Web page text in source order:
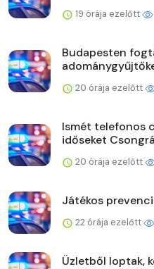
19 órája ezelőtt
Budapesten
20 órája ezelőtt
Ismét telefonos
időseket
20 órája ezelőtt
Játékos
22 órája ezelőtt
Üzletből loptak,